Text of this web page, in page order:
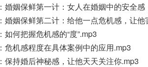
婚姻保鲜第一计：女人在婚姻中的安全
婚姻保鲜第二计：给他一点危机感，让
如何把握危机感的“度”.mp3
危机感程度在具体案例中的应用.mp3
保持婚后神秘感，让他天天关注你.mp3